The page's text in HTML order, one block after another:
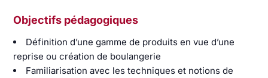
Objectifs pédagogiques
Définition d’une gamme de produits en vue d’une
reprise ou création de boulangerie
Familiarisation avec les techniques et notions de